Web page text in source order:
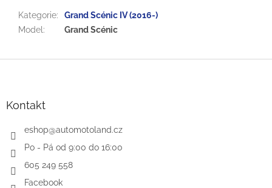
Kategorie:
Grand Scénic IV (2016-)
Model : Grand Scénic
Kontakt
eshop@automotoland.cz
Po - Pá od 9:00 do 16:00
605 249 558
Facebook